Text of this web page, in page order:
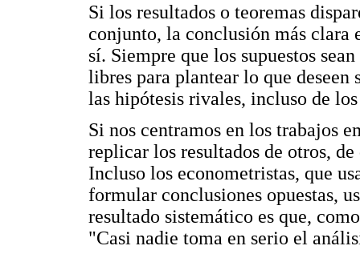
Si los resultados o teoremas
conjunto, la conclusión más clara
sí. Siempre que los supuestos
libres para plantear lo que
las hipótesis rivales, incluso de
Si nos centramos en los trabajos
replicar los resultados de otros,
Incluso los econometristas, que
formular conclusiones opuestas,
resultado sistemático es que,
"Casi nadie toma en serio el